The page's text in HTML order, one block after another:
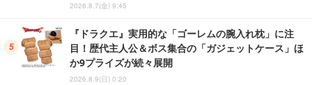
2026.8.7(金) 9:45
『ドラクエ』実用的な「ゴーレムの腕入れ枕」に注
目！歴代主人公＆ボス集合の「ガジェットケース」ほ
か9プライズが続々展開
2026.8.9(日) 0:20